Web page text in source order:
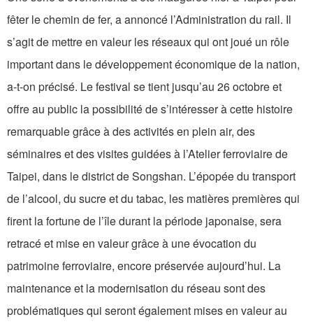
fêter le chemin de fer, a annoncé l’Administration du rail. Il
s’agit de mettre en valeur les réseaux qui ont joué un rôle
important dans le développement économique de la nation,
a-t-on précisé. Le festival se tient jusqu’au 26 octobre et
offre au public la possibilité de s’intéresser à cette histoire
remarquable grâce à des activités en plein air, des
séminaires et des visites guidées à l’Atelier ferroviaire de
Taipei, dans le district de Songshan. L’épopée du transport
de l’alcool, du sucre et du tabac, les matières premières qui
firent la fortune de l’île durant la période japonaise, sera
retracé et mise en valeur grâce à une évocation du
patrimoine ferroviaire, encore préservée aujourd’hui. La
maintenance et la modernisation du réseau sont des
problématiques qui seront également mises en valeur au